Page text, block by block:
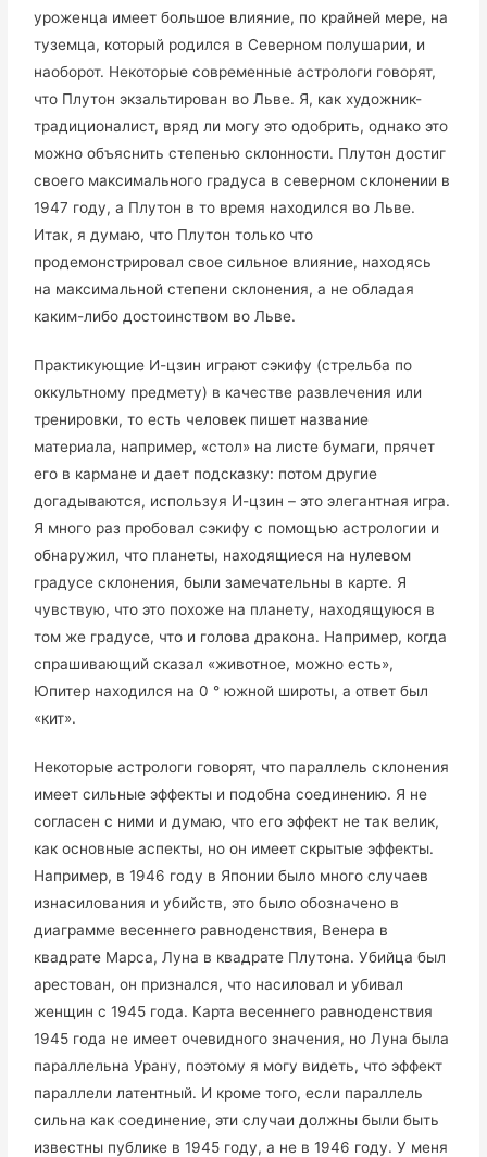
уроженца имеет большое влияние, по крайней мере, на
туземца, который родился в Северном полушарии, и
наоборот. Некоторые современные астрологи говорят,
что Плутон экзальтирован во Льве. Я, как художник-
традиционалист, вряд ли могу это одобрить, однако это
можно объяснить степенью склонности. Плутон достиг
своего максимального градуса в северном склонении в
1947 году, а Плутон в то время находился во Льве.
Итак, я думаю, что Плутон только что
продемонстрировал свое сильное влияние, находясь
на максимальной степени склонения, а не обладая
каким-либо достоинством во Льве.
Практикующие И-цзин играют сэкифу (стрельба по
оккультному предмету) в качестве развлечения или
тренировки, то есть человек пишет название
материала, например, «стол» на листе бумаги, прячет
его в кармане и дает подсказку: потом другие
догадываются, используя И-цзин – это элегантная игра.
Я много раз пробовал сэкифу с помощью астрологии и
обнаружил, что планеты, находящиеся на нулевом
градусе склонения, были замечательны в карте. Я
чувствую, что это похоже на планету, находящуюся в
том же градусе, что и голова дракона. Например, когда
спрашивающий сказал «животное, можно есть»,
Юпитер находился на 0 ° южной широты, а ответ был
«кит».
Некоторые астрологи говорят, что параллель склонения
имеет сильные эффекты и подобна соединению. Я не
согласен с ними и думаю, что его эффект не так велик,
как основные аспекты, но он имеет скрытые эффекты.
Например, в 1946 году в Японии было много случаев
изнасилования и убийств, это было обозначено в
диаграмме весеннего равноденствия, Венера в
квадрате Марса, Луна в квадрате Плутона. Убийца был
арестован, он признался, что насиловал и убивал
женщин с 1945 года. Карта весеннего равноденствия
1945 года не имеет очевидного значения, но Луна была
параллельна Урану, поэтому я могу видеть, что эффект
параллели латентный. И кроме того, если параллель
сильна как соединение, эти случаи должны были быть
известны публике в 1945 году, а не в 1946 году. У меня